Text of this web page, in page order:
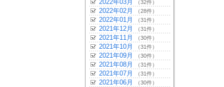
2022年03月 （32件）
2022年02月 （28件）
2022年01月 （31件）
2021年12月 （31件）
2021年11月 （30件）
2021年10月 （31件）
2021年09月 （30件）
2021年08月 （31件）
2021年07月 （31件）
2021年06月 （30件）